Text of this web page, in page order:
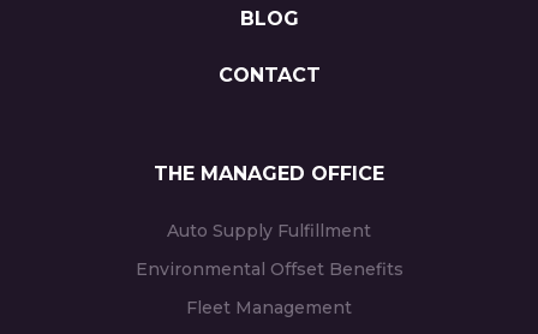
BLOG
CONTACT
THE MANAGED OFFICE
Auto Supply Fulfillment
Environmental Offset Benefits
Fleet Management